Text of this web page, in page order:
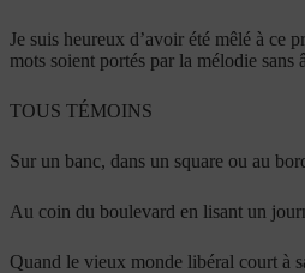
Je suis heureux d’avoir été mêlé à ce
mots soient portés par la mélodie sans
TOUS TÉMOINS
Sur un banc, dans un square ou au
Au coin du boulevard en lisant un
Quand le vieux monde libéral court à